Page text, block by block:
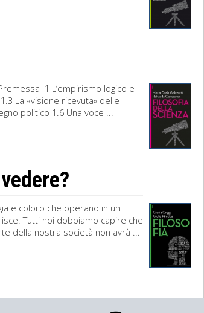
1 L’empirismo logico e
La «visione ricevuta» delle
politico 1.6 Una voce ...
e coloro che operano in un
Tutti noi dobbiamo capire che
della nostra società non avrà ...